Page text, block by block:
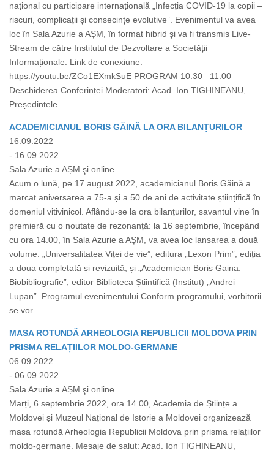
național cu participare internațională „Infecția COVID-19 la copii –
riscuri, complicații și consecințe evolutive”. Evenimentul va avea
loc în Sala Azurie a AȘM, în format hibrid și va fi transmis Live-
Stream de către Institutul de Dezvoltare a Societății
Informaționale. Link de conexiune:
https://youtu.be/ZCo1EXmkSuE PROGRAM 10.30 –11.00
Deschiderea Conferinței Moderatori: Acad. Ion TIGHINEANU,
Președintele...
ACADEMICIANUL BORIS GĂINĂ LA ORA BILANȚURILOR
16.09.2022
- 16.09.2022
Sala Azurie a AȘM şi online
Acum o lună, pe 17 august 2022, academicianul Boris Găină a
marcat aniversarea a 75-a și a 50 de ani de activitate științifică în
domeniul vitivinicol. Aflându-se la ora bilanțurilor, savantul vine în
premieră cu o noutate de rezonanță: la 16 septembrie, începând
cu ora 14.00, în Sala Azurie a AȘM, va avea loc lansarea a două
volume: „Universalitatea Viței de vie”, editura „Lexon Prim”, ediția
a doua completată și revizuită, și „Academician Boris Gaina.
Biobibliografie”, editor Biblioteca Științifică (Institut) „Andrei
Lupan”. Programul evenimentului Conform programului, vorbitorii
se vor...
MASA ROTUNDĂ ARHEOLOGIA REPUBLICII MOLDOVA PRIN
PRISMA RELAȚIILOR MOLDO-GERMANE
06.09.2022
- 06.09.2022
Sala Azurie a AȘM şi online
Marți, 6 septembrie 2022, ora 14.00, Academia de Științe a
Moldovei și Muzeul Național de Istorie a Moldovei organizează
masa rotundă Arheologia Republicii Moldova prin prisma relațiilor
moldo-germane. Mesaje de salut: Acad. Ion TIGHINEANU,